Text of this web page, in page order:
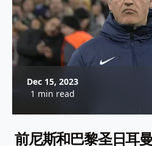
Dec 15, 2023
1 min read
前尼斯和巴黎圣日耳